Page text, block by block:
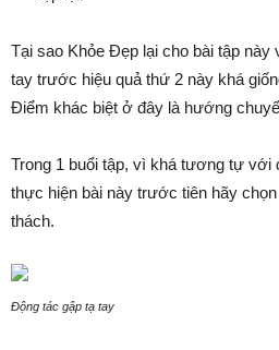
Tại sao Khỏe Đẹp lại cho bài tập này
tay trước hiệu quả thứ 2 này khá
Điểm khác biệt ở đây là hướng
Trong 1 buổi tập, vì khá tương tự với
thực hiện bài này trước tiên hãy
thách.
Động tác gập tạ tay